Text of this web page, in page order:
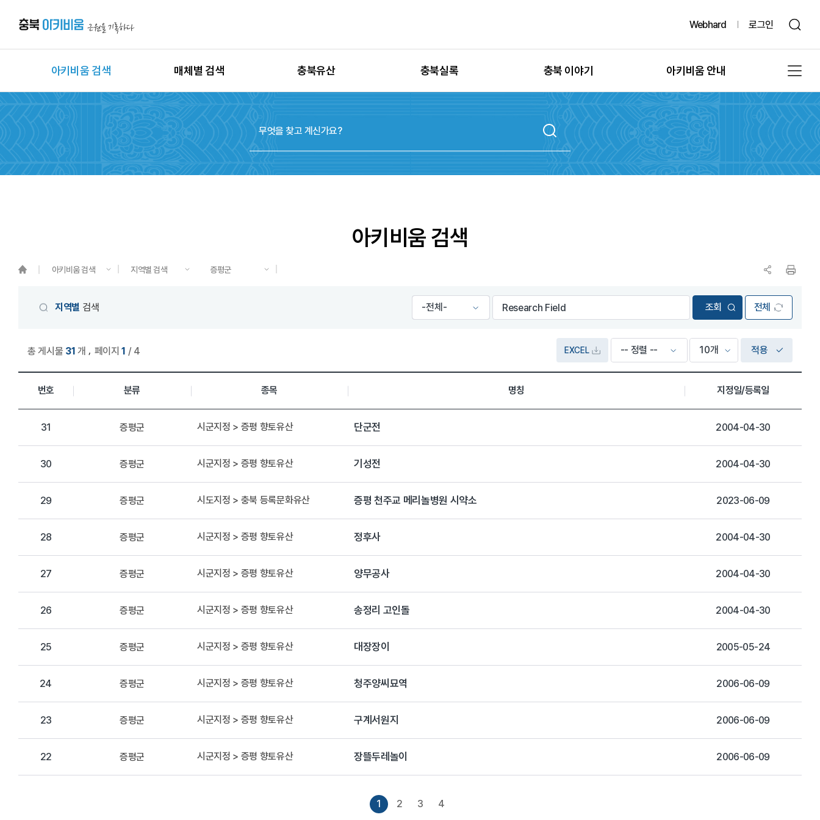
Webhard 로그인
아키비움 검색
상세검색
지역별 검색
시대별 검색
매체별 검색
이미지
동영상
음원
충북유산
유산별 보수정비
충북실록 충북 이야기
그때, 그 시절의 충북
또 다른 기록, 발굴
문화유산의 과거여행
아키비움 안내
공지사항
아키비움 소개
이용방법
아키비움 검색
아키비움 검색 지역별 검색 증평군
지역별 검색 전체
총 게시물 31 개 페이지1 / 4 EXCEL 적용
상세정보 관리 목록
번호 분류 종목 명칭 지정일/등록일
31 증평군 시군지정 > 증평 향토유산 단군전 2004-04-30
30 증평군 시군지정 > 증평 향토유산 기성전 2004-04-30
29 증평군 시도지정 > 충북 등록문화유산 증평 천주교 메리놀병원 시약소 2023-06-09
28 증평군 시군지정 > 증평 향토유산 정후사 2004-04-30
27 증평군 시군지정 > 증평 향토유산 양무공사 2004-04-30
26 증평군 시군지정 > 증평 향토유산 송정리 고인돌 2004-04-30
25 증평군 시군지정 > 증평 향토유산 대장장이 2005-05-24
24 증평군 시군지정 > 증평 향토유산 청주양씨묘역 2006-06-09
23 증평군 시군지정 > 증평 향토유산 구계서원지 2006-06-09
22 증평군 시군지정 > 증평 향토유산 장뜰두레놀이 2006-06-09
1 2 3 4